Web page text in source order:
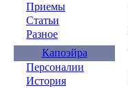
Приемы
Статьи
Разное
Капоэйра
Персоналии
История